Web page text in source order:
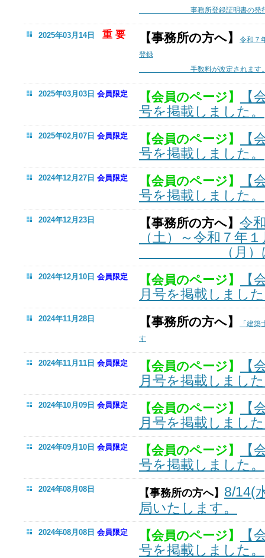
事務所登録証明書の発行業
2025年03月14日 重 要 【事務所の方へ】
令和７
登録
手数料が改定されます
2025年03月03日 会員限定 【会員のページ】
【
号を掲載しました。
2025年02月07日 会員限定 【会員のページ】
【
号を掲載しました。
2024年12月27日 会員限定 【会員のページ】
【
号を掲載しました。
2024年12月23日 【事務所の方へ】 令
（土）～令和７年
（月）は閉
2024年12月10日 会員限定 【会員のページ】
【
月号を掲載しまし
2024年11月28日 【事務所の方へ】
「建
す
2024年11月11日 会員限定 【会員のページ】
【
月号を掲載しまし
2024年10月09日 会員限定 【会員のページ】
【
月号を掲載しまし
2024年09月10日 会員限定 【会員のページ】
【
号を掲載しました。
2024年08月08日 【事務所の方へ】 8/14(
局いたします。
2024年08月08日 会員限定 【会員のページ】
【
号を掲載しました。